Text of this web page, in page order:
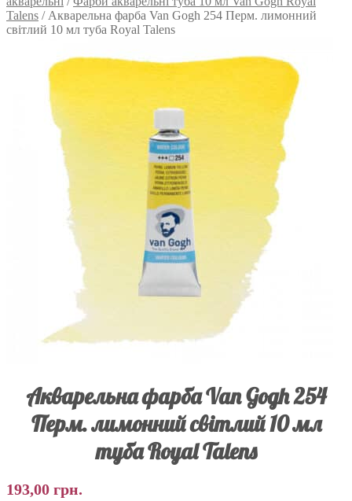
Talens / Акварельна фарба Van Gogh 254 Перм. лимонний
світлий 10 мл туба Royal Talens
Акварельна фарба Van Gogh 254
Перм. лимонний світлий 10 мл
туба Royal Talens
193,00 грн.